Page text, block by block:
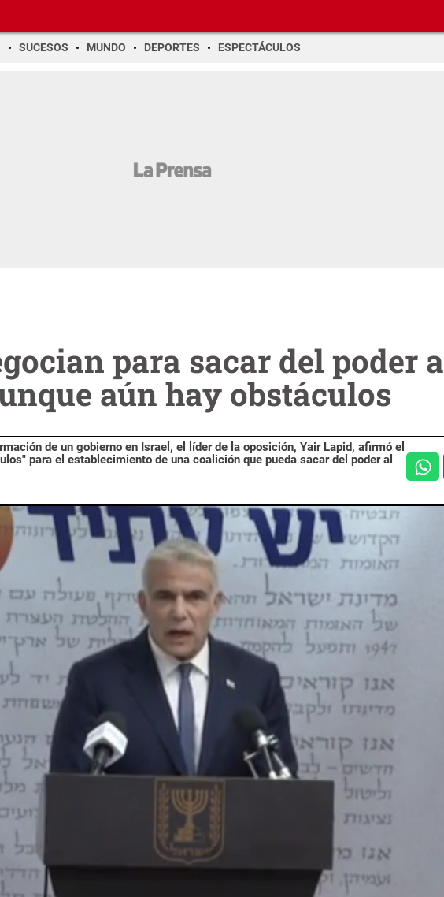
SUCESOS MUNDO DEPORTES ESPECTÁCULOS
para sacar del poder a
aún hay obstáculos
de un gobierno en Israel, el líder de la oposición, Yair Lapid, afirmó el
para el establecimiento de una coalición que pueda sacar del poder al